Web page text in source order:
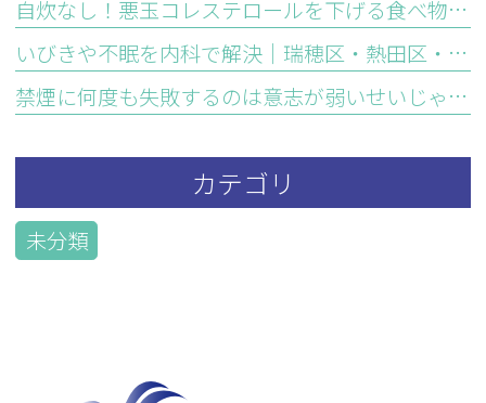
自炊なし！悪玉コレステロールを下げる食べ物5選とコンビニ活用法
いびきや不眠を内科で解決｜瑞穂区・熱田区・南区の睡眠外来と予約
禁煙に何度も失敗するのは意志が弱いせいじゃない｜医学的な原因と対策
カテゴリ
未分類